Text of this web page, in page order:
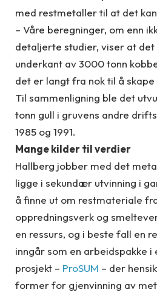
med restmetaller til at det
– Våre beregninger, om enn
detaljerte studier, viser at det
underkant av 3000 tonn
det er langt fra nok til å
Til sammenligning ble det
tonn gull i gruvens andre
1985 og 1991.
Mange kilder til verdier
Hallberg jobber med det
ligge i sekundær utvinning i
å finne ut om restmateriale
oppredningsverk og
en ressurs, og i beste fall en
inngår som en arbeidspakke
prosjekt – ProSUM – der
former for gjenvinning av